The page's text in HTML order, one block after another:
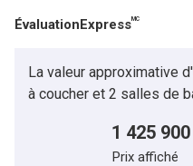
ÉvaluationExpressMC
La valeur approximative
à coucher et 2 salles de
1 425
Prix affiché